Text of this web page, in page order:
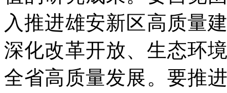
入推进雄安新区高质量
深化改革开放、生态环
全省高质量发展。要推